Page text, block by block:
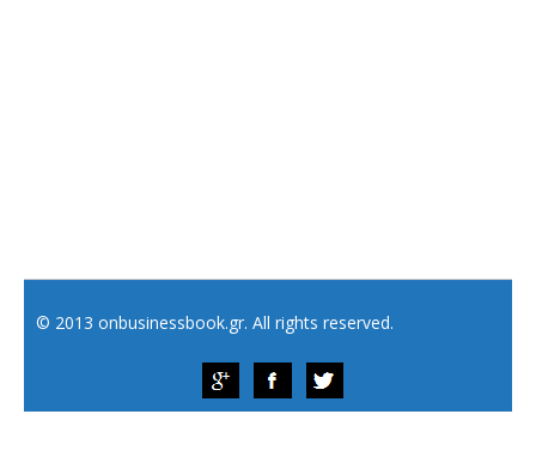
© 2013 onbusinessbook.gr. All rights reserved.